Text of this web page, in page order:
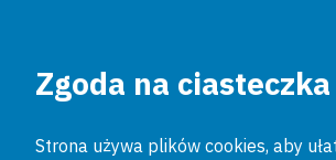
Zgoda na ciasteczka
Strona używa plików cookies, aby